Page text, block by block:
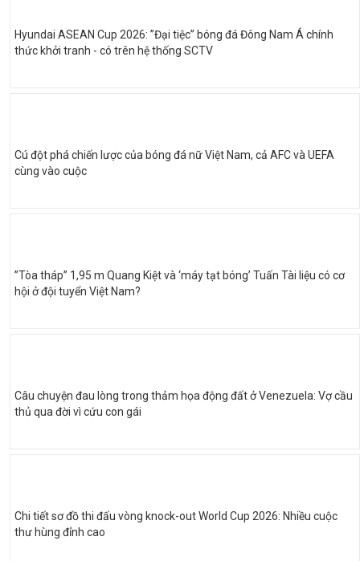
Hyundai ASEAN Cup 2026: ”Đại tiệc” bóng đá Đông Nam Á chính
thức khởi tranh - có trên hệ thống SCTV
Cú đột phá chiến lược của bóng đá nữ Việt Nam, cả AFC và UEFA
cùng vào cuộc
”Tòa tháp” 1,95 m Quang Kiệt và ‘máy tạt bóng’ Tuấn Tài liệu có cơ
hội ở đội tuyển Việt Nam?
Câu chuyện đau lòng trong thảm họa động đất ở Venezuela: Vợ cầu
thủ qua đời vì cứu con gái
Chi tiết sơ đồ thi đấu vòng knock-out World Cup 2026: Nhiều cuộc
thư hùng đỉnh cao